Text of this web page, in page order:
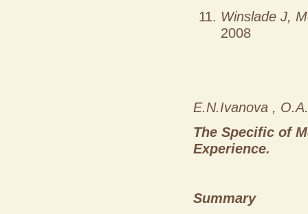
Winslade J,
2008
E.N.Ivanova ,
The Specific of
Experience.
Summary